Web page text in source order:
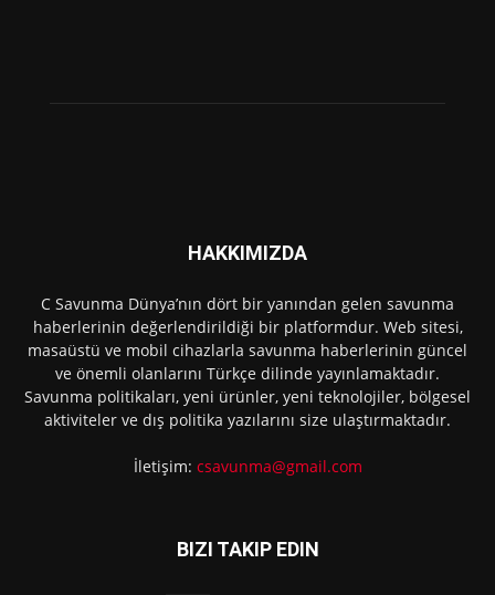
HAKKIMIZDA
C Savunma Dünya’nın dört bir yanından gelen savunma
haberlerinin değerlendirildiği bir platformdur. Web sitesi,
masaüstü ve mobil cihazlarla savunma haberlerinin güncel
ve önemli olanlarını Türkçe dilinde yayınlamaktadır.
Savunma politikaları, yeni ürünler, yeni teknolojiler, bölgesel
aktiviteler ve dış politika yazılarını size ulaştırmaktadır.
İletişim: csavunma@gmail.com
BIZI TAKIP EDIN